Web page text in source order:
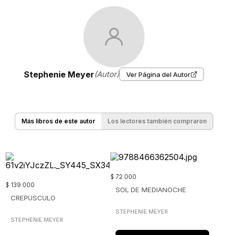
Stephenie Meyer(Autor) Ver Página del Autor
Más libros de este autor Los lectores también compraron
$ 139.000
CREPUSCULO
STEPHENIE MEYER
$ 72.000
SOL DE MEDIANOCHE
STEPHENIE MEYER